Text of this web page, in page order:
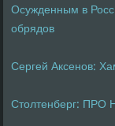
Осужденным в
обрядов
Сергей Аксенов:
Столтенберг: ПРО